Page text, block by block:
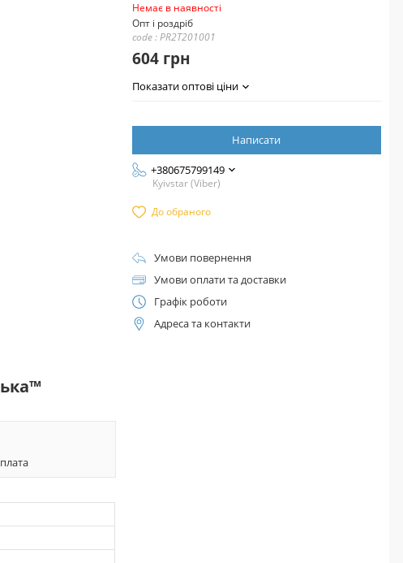
Немає в наявності
Опт і роздріб
code : PR2T201001
604 грн
Показати оптові ціни
Написати
+380675799149
Kyivstar (Viber)
До обраного
Умови повернення
Умови оплати та доставки
Графік роботи
Адреса та контакти